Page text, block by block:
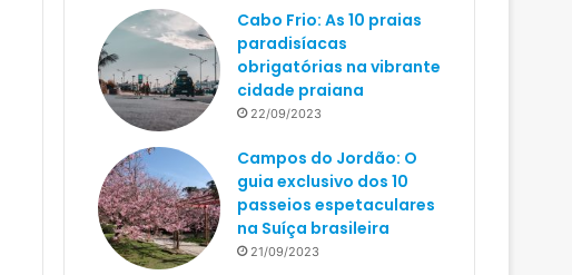
Cabo Frio: As 10 praias
paradisíacas
obrigatórias na vibrante
cidade praiana
22/09/2023
Campos do Jordão: O
guia exclusivo dos 10
passeios espetaculares
na Suíça brasileira
21/09/2023